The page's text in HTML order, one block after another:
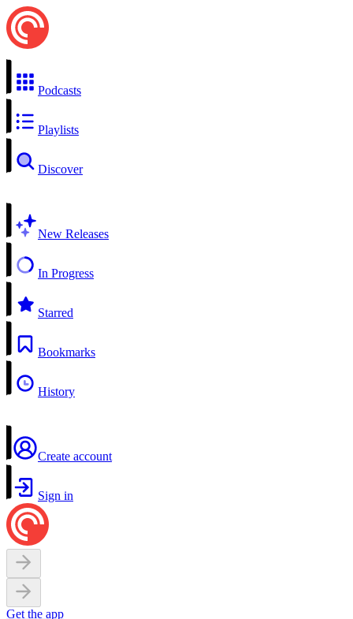
Podcasts
Playlists
Discover
New Releases
In Progress
Starred
Bookmarks
History
Create account
Sign in
Get the app